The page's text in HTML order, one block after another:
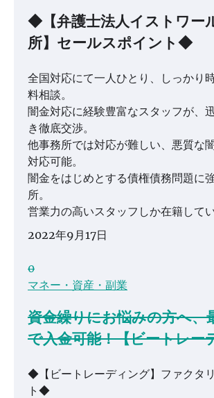
◆【弁護士法人イストワー
所】セールスポイント◆
全国対応にて一人ひとり、しっかり
料相談。
闇金対応に経験豊富なスタッフが、
き徹底交渉。
他事務所では対応が難しい、悪質な
対応可能。
闇金をはじめとする債権債務問題に
所。
営業力の高いスタッフしか在籍してい
2022年9月17日
0
マネー・資産・副業
資金繰りにお悩みの方へ、
で入金可能！【ビートレー
◆【ビートレーディング】ファクタ
ト◆